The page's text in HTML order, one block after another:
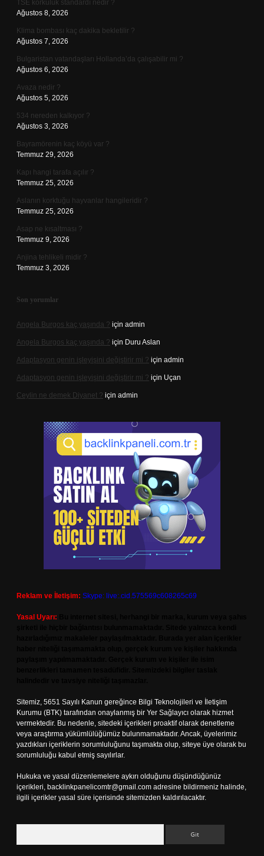
TSE korkuluk standardı nedir ?
Ağustos 8, 2026
Klima bombası kaç dakika bekletilir ?
Ağustos 7, 2026
Bulgaristan vatandaşları Hollanda’da çalışabilir mi ?
Ağustos 6, 2026
Avaza nedir ?
Ağustos 5, 2026
534 nereden kalkıyor ?
Ağustos 3, 2026
Bayramörenin kaç köyü var ?
Temmuz 29, 2026
Kapı hangi tarafa açılır ?
Temmuz 25, 2026
Aslanın korktuğu hayvanlar hangileridir ?
Temmuz 25, 2026
Asap ne kısaltması ?
Temmuz 9, 2026
Anjina tehlikeli midir ?
Temmuz 3, 2026
Son yorumlar
Angela Burgos kaç yaşında ? için admin
Angela Burgos kaç yaşında ? için Duru Aslan
Adaptasyon genin işleyişini değiştirir mi ? için admin
Adaptasyon genin işleyişini değiştirir mi ? için Uçan
Ceylin ne demek Diyanet ? için admin
Reklam ve İletişim: Skype: live:.cid.575569c608265c69
Yasal Uyarı:
Sitemiz, 5651 Sayılı Kanun gereğince Bilgi Teknolojileri ve İletişim
Kurumu (BTK) tarafından onaylanmış bir Yer Sağlayıcı olarak hizmet
vermektedir. Bu nedenle, sitedeki içerikleri proaktif olarak denetleme
veya araştırma yükümlülüğümüz bulunmamaktadır. Ancak, üyelerimiz
yazdıkları içeriklerin sorumluluğunu taşımakta olup, siteye üye olarak bu
sorumluluğu kabul etmiş sayılırlar.
Hukuka ve yasal düzenlemelere aykırı olduğunu düşündüğünüz
içerikleri, backlinkpanelicomtr@gmail.com adresine bildirmeniz halinde,
ilgili içerikler yasal süre içerisinde sitemizden kaldırılacaktır.